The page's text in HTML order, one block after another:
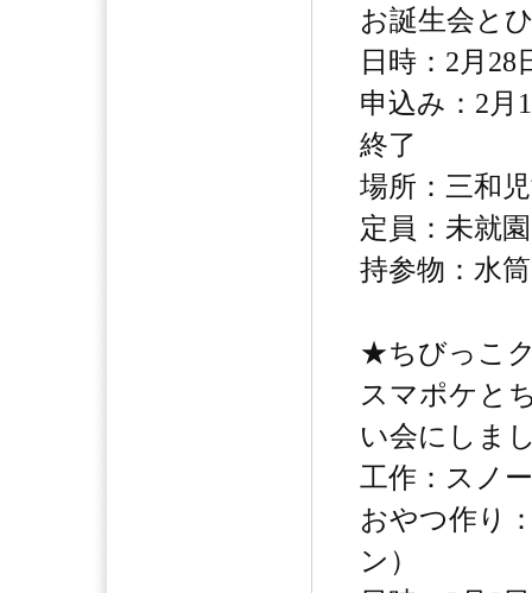
お誕生会と
日時：2月28
申込み：2
終了
場所：三和
定員：未就
持参物：水筒
★ちびっこ
スマポケと
い会にしま
工作：スノ
おやつ作り
ン）